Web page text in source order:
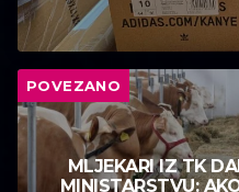
POVEZANO
MLJEKARI IZ TK
MINISTARSTVU: